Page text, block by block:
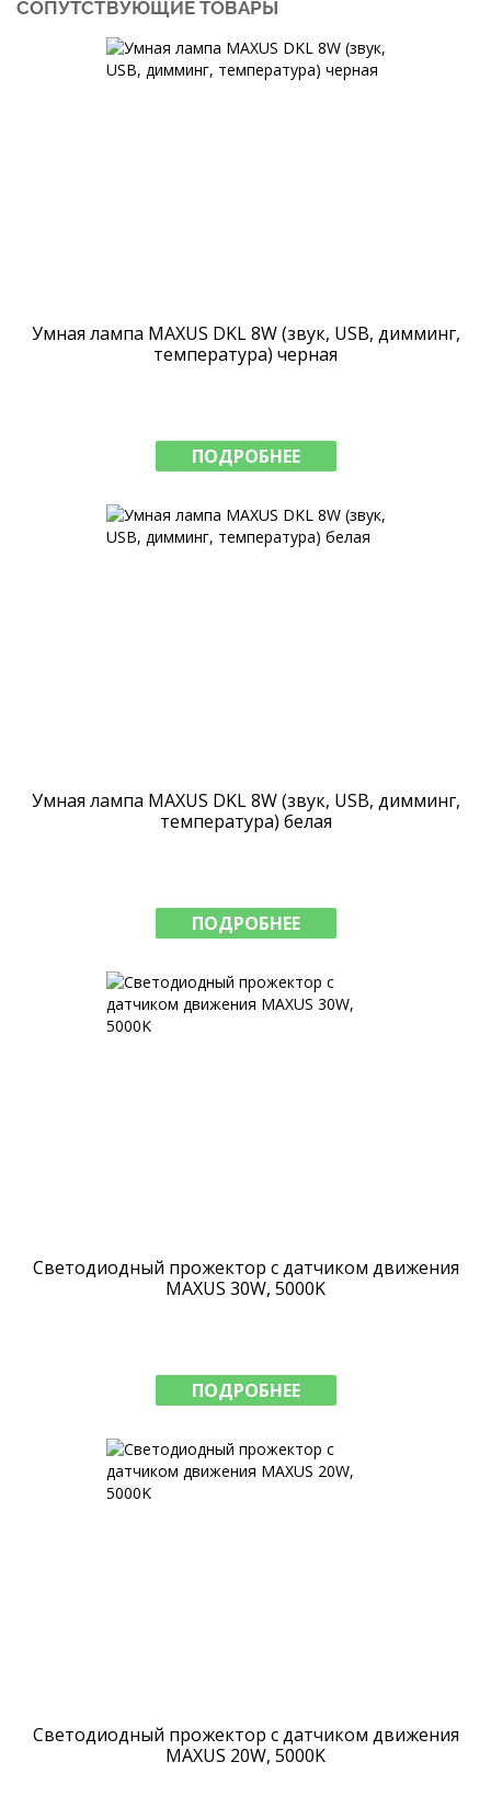
СОПУТСТВУЮЩИЕ ТОВАРЫ
Умная лампа MAXUS DKL 8W (звук, USB, димминг,
температура) черная
ПОДРОБНЕЕ
Умная лампа MAXUS DKL 8W (звук, USB, димминг,
температура) белая
ПОДРОБНЕЕ
Светодиодный прожектор с датчиком движения
MAXUS 30W, 5000K
ПОДРОБНЕЕ
Светодиодный прожектор с датчиком движения
MAXUS 20W, 5000K